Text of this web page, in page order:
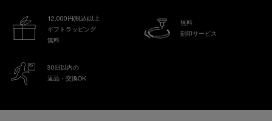
12,000円(税込)以上
ギフトラッピング
無料
無料
刻印サービス
30日以内の
返品・交換OK